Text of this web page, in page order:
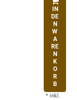
IN
DE
N
W
A
RE
N
K
O
R
B
* inkl.